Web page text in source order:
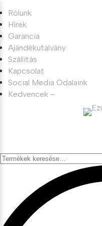
Rólunk
Hírek
Garancia
Ajándékutalvány
Szállítás
Kapcsolat
Social Media Odalaink
Kedvencek –